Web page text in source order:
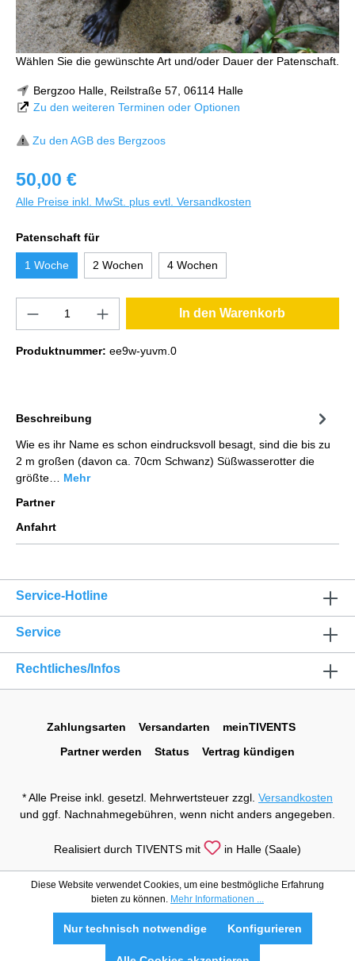
Wählen Sie die gewünschte Art und/oder Dauer der Patenschaft.
Bergzoo Halle, Reilstraße 57, 06114 Halle
Zu den weiteren Terminen oder Optionen
Zu den AGB des Bergzoos
50,00 €
Alle Preise inkl. MwSt. plus evtl. Versandkosten
Patenschaft für
1 Woche 2 Wochen 4 Wochen
In den Warenkorb
Produktnummer: ee9w-yuvm.0
Beschreibung
Wie es ihr Name es schon eindrucksvoll besagt, sind die bis zu
2 m großen (davon ca. 70cm Schwanz) Süßwasserotter die
größte… Mehr
Partner
Anfahrt
Service-Hotline
Service
Rechtliches/Infos
Zahlungsarten Versandarten
meinTIVENTS
Partner werden
Status Vertrag kündigen
* Alle Preise inkl. gesetzl. Mehrwertsteuer zzgl. Versandkosten
und ggf. Nachnahmegebühren, wenn nicht anders angegeben.
Realisiert durch TIVENTS mit in Halle (Saale)
Diese Website verwendet Cookies, um eine bestmögliche Erfahrung
bieten zu können. Mehr Informationen ...
Nur technisch notwendige Konfigurieren